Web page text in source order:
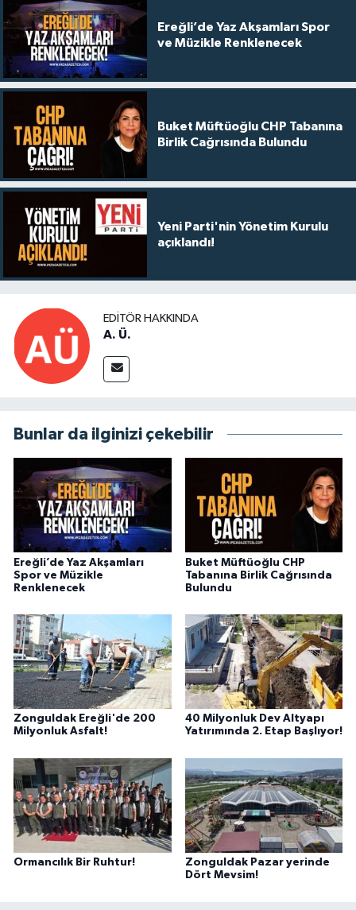
Ereğli’de Yaz Akşamları Spor
ve Müzikle Renklenecek
Buket Müftüoğlu CHP Tabanına
Birlik Cağrısında Bulundu
Yeni Parti'nin Yönetim Kurulu
açıklandı!
EDITÖR HAKKINDA
A. Ü.
Bunlar da ilginizi çekebilir
Ereğli’de Yaz Akşamları
Spor ve Müzikle
Renklenecek
Buket Müftüoğlu CHP
Tabanına Birlik Cağrısında
Bulundu
Zonguldak Ereğli'de 200
Milyonluk Asfalt!
40 Milyonluk Dev Altyapı
Yatırımında 2. Etap Başlıyor!
Ormancılık Bir Ruhtur!
Zonguldak Pazar yerinde
Dört Mevsim!